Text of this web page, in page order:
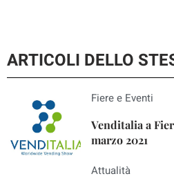
ARTICOLI DELLO
Fiere e Eventi
Venditalia a
marzo 2021
Attualità